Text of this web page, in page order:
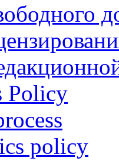
Policy
policy